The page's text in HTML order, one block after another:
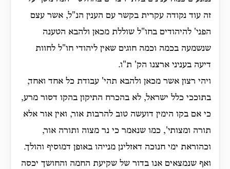
זה עוד נקודה עקרית בקשר עם הענין הנ"ל, אשר עצם
הפני' להיהודים בחו"ל שוללת מכאן ולהבא הטענה
שנשמעה בכמה וכמה חוגים שאין ליהודי חו"ל לחוות
דיעה בעניני ארצנו הק' ת"ו.
ויהי רצון אשר מכאן ולהבא תהי' עבודת כל אחד ואחד,
בתוככי כלל ישראל, לא בהכרח התיקון בהקו דסור מרע,
כי אם בקו הימין דועשה טוב להרבות אור, ואין אור אלא
תורה ומצותי', כמו שנאמר כי נר מצוה ותורה אור,
וכהוראת ימי חנוכה דאזלינן מנייהו באופן דמוסיף והולך.
ואף שנמצאים אנו בדור של שקיעת החמה והחושך יכסה